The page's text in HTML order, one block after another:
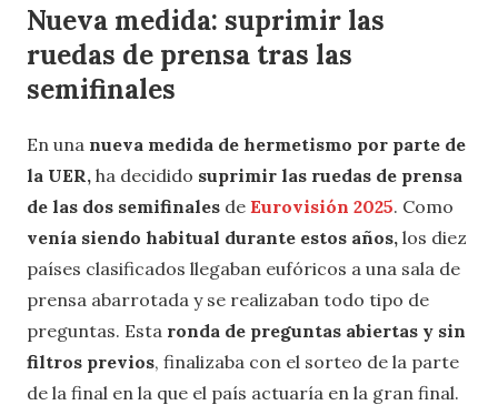
Nueva medida: suprimir las
ruedas de prensa tras las
semifinales
En una nueva medida de hermetismo por parte de
la UER, ha decidido suprimir las ruedas de prensa
de las dos semifinales de Eurovisión 2025. Como
venía siendo habitual durante estos años, los diez
países clasificados llegaban eufóricos a una sala de
prensa abarrotada y se realizaban todo tipo de
preguntas. Esta ronda de preguntas abiertas y sin
filtros previos, finalizaba con el sorteo de la parte
de la final en la que el país actuaría en la gran final.